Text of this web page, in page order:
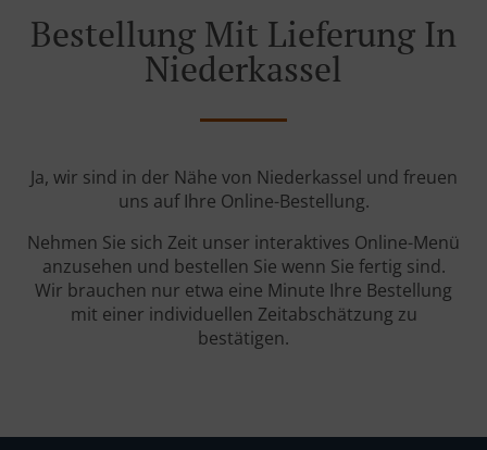
Bestellung Mit Lieferung In
Niederkassel
Ja, wir sind in der Nähe von Niederkassel und freuen
uns auf Ihre Online-Bestellung.
Nehmen Sie sich Zeit unser interaktives Online-Menü
anzusehen und bestellen Sie wenn Sie fertig sind.
Wir brauchen nur etwa eine Minute Ihre Bestellung
mit einer individuellen Zeitabschätzung zu
bestätigen.